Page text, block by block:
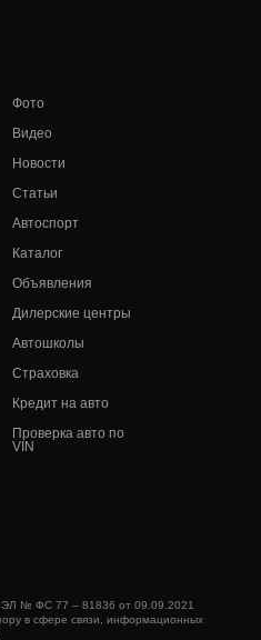
Фото
Видео
Новости
Статьи
Автоспорт
Каталог
Объявления
Дилерские центры
Автошколы
Страховка
Кредит на авто
Проверка авто по
VIN
№ ФС 77 – 81836 от 09.09.2021
в сфере связи, информационных